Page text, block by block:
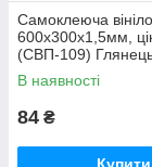
Самоклеюча
600х300х1,5мм,
(СВП-109)
00000498
В наявності
84 ₴